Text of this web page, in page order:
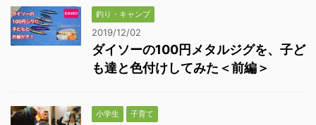
釣り・キャンプ
2019/12/02
ダイソーの100円メタルジグを、子ど
も達と色付けしてみた＜前編＞
小学生 子育て